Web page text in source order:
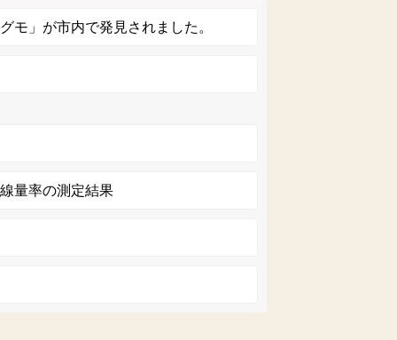
モ」が市内で発見されました。
量率の測定結果